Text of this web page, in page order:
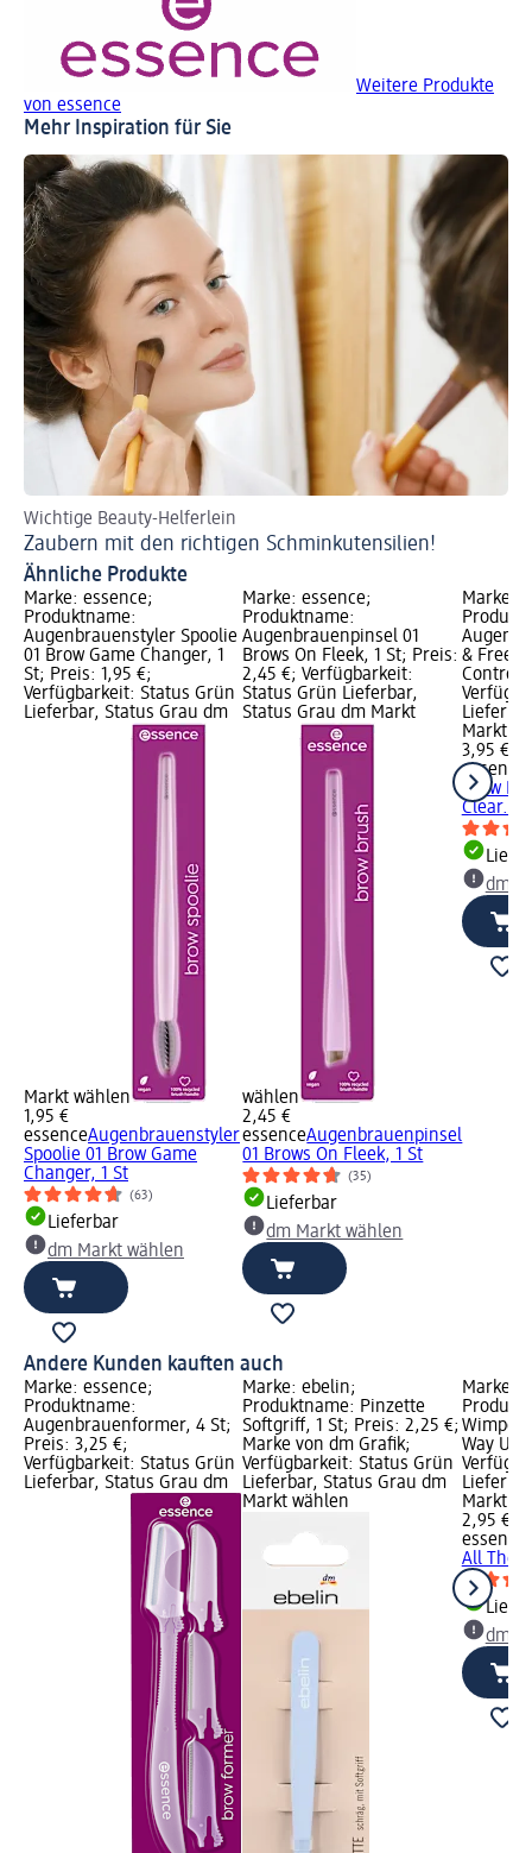
Weitere Produkte
von essence
Mehr Inspiration für Sie
Wichtige Beauty-Helferlein
Zaubern mit den richtigen Schminkutensilien!
Ähnliche Produkte
Marke: essence;
Produktname:
Augenbrauenstyler Spoolie
01 Brow Game Changer, 1
St; Preis: 1,95 €;
Verfügbarkeit: Status Grün
Lieferbar, Status Grau dm
Markt wählen
1,95 €
essenceAugenbrauenstyler
Spoolie 01 Brow Game
Changer, 1 St
(63)
Lieferbar
dm Markt wählen
Marke: essence;
Produktname:
Augenbrauenpinsel 01
Brows On Fleek, 1 St; Preis:
2,45 €; Verfügbarkeit:
Status Grün Lieferbar,
Status Grau dm Markt
wählen
2,45 €
essenceAugenbrauenpinsel
01 Brows On Fleek, 1 St
(35)
Lieferbar
dm Markt wählen
Marke:
&
Control,
Markt
3,95 €
essence
Brow
Clear...,
dm
Andere Kunden kauften auch
Marke: essence;
Produktname:
Augenbrauenformer, 4 St;
Preis: 3,25 €;
Verfügbarkeit: Status Grün
Lieferbar, Status Grau dm
Marke: ebelin;
Produktname: Pinzette
Softgriff, 1 St; Preis: 2,25 €;
Marke von dm Grafik;
Verfügbarkeit: Status Grün
Lieferbar, Status Grau dm
Markt wählen
Marke:
Way
Markt
2,95 €
essence
All The
dm